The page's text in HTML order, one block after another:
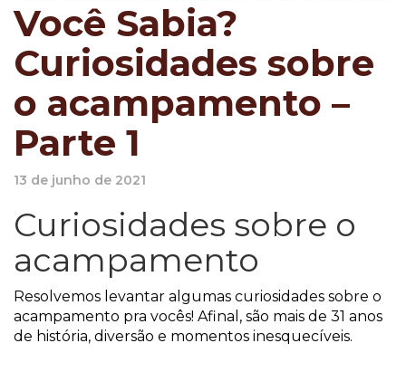
Você Sabia?
Curiosidades sobre
o acampamento –
Parte 1
13 de junho de 2021
Curiosidades sobre o
acampamento
Resolvemos levantar algumas curiosidades sobre o
acampamento pra vocês! Afinal, são mais de 31 anos
de história, diversão e momentos inesquecíveis.